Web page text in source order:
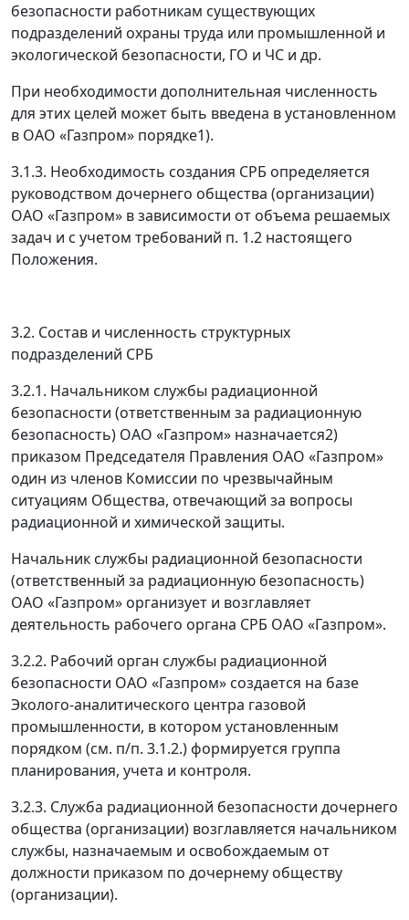
безопасности работникам существующих
подразделений охраны труда или промышленной и
экологической безопасности, ГО и ЧС и др.
При необходимости дополнительная численность
для этих целей может быть введена в установленном
в ОАО «Газпром» порядке1).
3.1.3. Необходимость создания СРБ определяется
руководством дочернего общества (организации)
ОАО «Газпром» в зависимости от объема решаемых
задач и с учетом требований п. 1.2 настоящего
Положения.
3.2. Состав и численность структурных
подразделений СРБ
3.2.1. Начальником службы радиационной
безопасности (ответственным за радиационную
безопасность) ОАО «Газпром» назначается2)
приказом Председателя Правления ОАО «Газпром»
один из членов Комиссии по чрезвычайным
ситуациям Общества, отвечающий за вопросы
радиационной и химической защиты.
Начальник службы радиационной безопасности
(ответственный за радиационную безопасность)
ОАО «Газпром» организует и возглавляет
деятельность рабочего органа СРБ ОАО «Газпром».
3.2.2. Рабочий орган службы радиационной
безопасности ОАО «Газпром» создается на базе
Эколого-аналитического центра газовой
промышленности, в котором установленным
порядком (см. п/п. 3.1.2.) формируется группа
планирования, учета и контроля.
3.2.3. Служба радиационной безопасности дочернего
общества (организации) возглавляется начальником
службы, назначаемым и освобождаемым от
должности приказом по дочернему обществу
(организации).